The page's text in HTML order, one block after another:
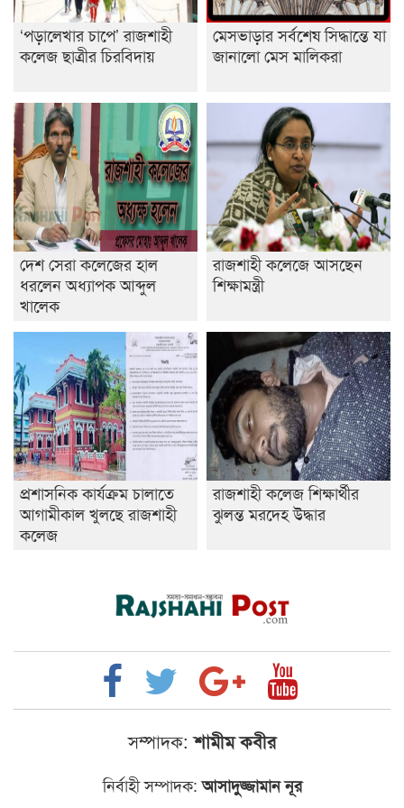
‘পড়ালেখার চাপে’ রাজশাহী
কলেজ ছাত্রীর চিরবিদায়
মেসভাড়ার সর্বশেষ সিদ্ধান্তে যা
জানালো মেস মালিকরা
দেশ সেরা কলেজের হাল
ধরলেন অধ্যাপক আব্দুল
খালেক
রাজশাহী কলেজে আসছেন
শিক্ষামন্ত্রী
প্রশাসনিক কার্যক্রম চালাতে
আগামীকাল খুলছে রাজশাহী
কলেজ
রাজশাহী কলেজ শিক্ষার্থীর
ঝুলন্ত মরদেহ উদ্ধার
সম্পাদক: শামীম কবীর
নির্বাহী সম্পাদক:আসাদুজ্জামান নূর